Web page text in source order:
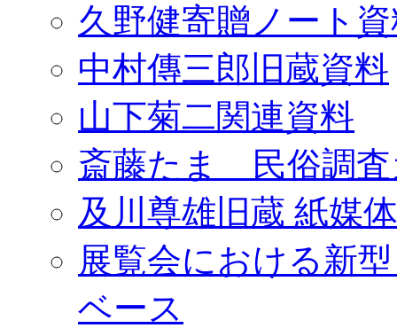
久野健寄贈ノート
中村傳三郎旧蔵資料
山下菊二関連資料
斎藤たま 民俗調査
及川尊雄旧蔵 紙媒
展覧会における新
ベース